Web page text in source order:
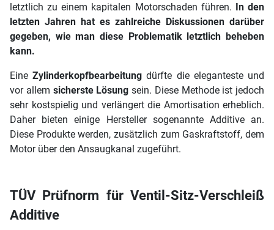
letztlich zu einem kapitalen Motorschaden führen. In den
letzten Jahren hat es zahlreiche Diskussionen darüber
gegeben, wie man diese Problematik letztlich beheben
kann.
EineZylinderkopfbearbeitung dürfte die eleganteste und
vor allem sicherste Lösung sein. Diese Methode ist jedoch
sehr kostspielig und verlängert die Amortisation erheblich.
Daher bieten einige Hersteller sogenannte Additive an.
Diese Produkte werden, zusätzlich zum Gaskraftstoff, dem
Motor über den Ansaugkanal zugeführt.
TÜV Prüfnorm für Ventil-Sitz-Verschleiß
Additive